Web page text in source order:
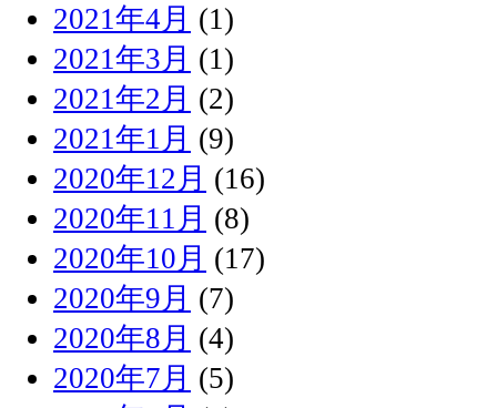
2021年4月 (1)
2021年3月 (1)
2021年2月 (2)
2021年1月 (9)
2020年12月 (16)
2020年11月 (8)
2020年10月 (17)
2020年9月 (7)
2020年8月 (4)
2020年7月 (5)